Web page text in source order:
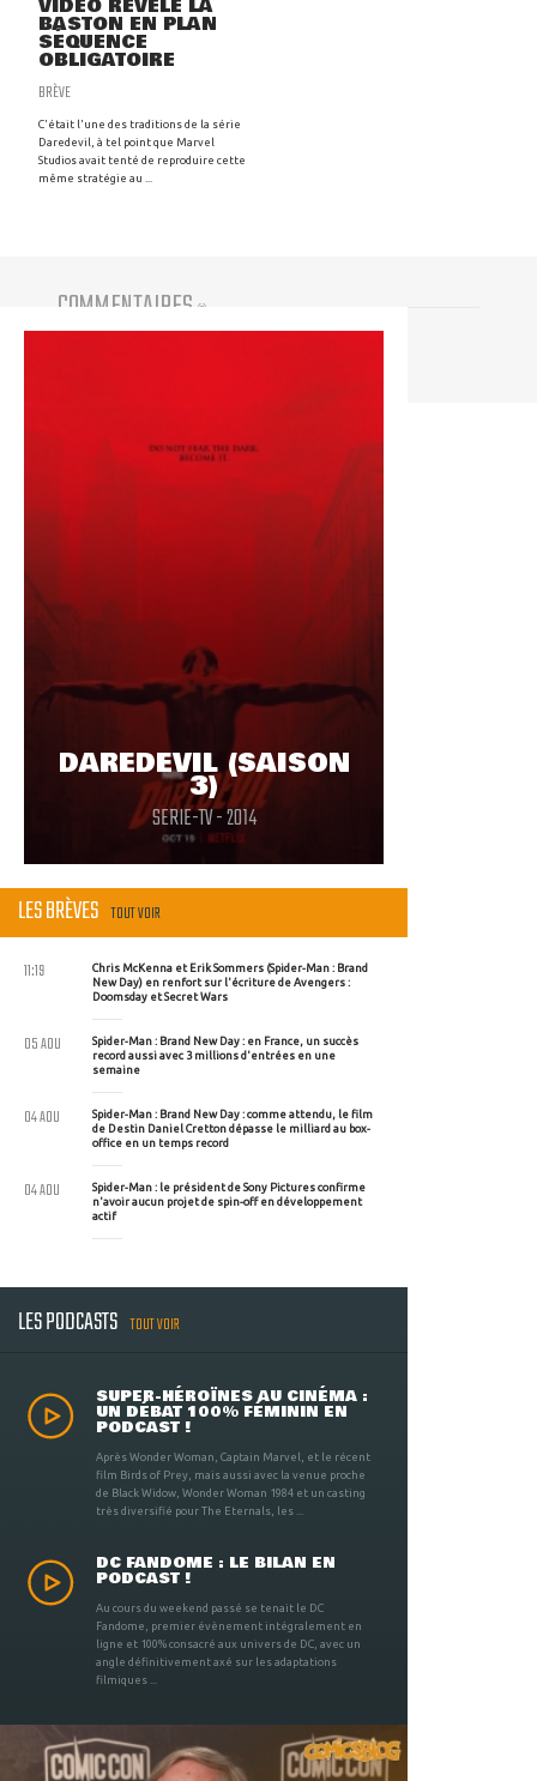
VIDÉO RÉVÈLE LA
BASTON EN PLAN
SÉQUENCE
OBLIGATOIRE
BRÈVE
C'était l'une des traditions de la série
Daredevil, à tel point que Marvel
Studios avait tenté de reproduire cette
même stratégie au ...
COMMENTAIRES (0)
DAREDEVIL (SAISON
3)
SERIE-TV - 2014
LES BRÈVES TOUT VOIR
Chris McKenna et Erik Sommers (Spider-Man : Brand
New Day) en renfort sur l'écriture de Avengers :
Doomsday et Secret Wars
11:19
Spider-Man : Brand New Day : en France, un succès
record aussi avec 3 millions d'entrées en une
semaine
05 AOU
Spider-Man : Brand New Day : comme attendu, le film
de Destin Daniel Cretton dépasse le milliard au box-
office en un temps record
04 AOU
Spider-Man : le président de Sony Pictures confirme
n'avoir aucun projet de spin-off en développement
actif
04 AOU
LES PODCASTS TOUT VOIR
SUPER-HÉROÏNES AU CINÉMA :
UN DÉBAT 100% FÉMININ EN
PODCAST !
Après Wonder Woman, Captain Marvel, et le récent
film Birds of Prey, mais aussi avec la venue proche
de Black Widow, Wonder Woman 1984 et un casting
très diversifié pour The Eternals, les ...
DC FANDOME : LE BILAN EN
PODCAST !
Au cours du weekend passé se tenait le DC
Fandome, premier évènement intégralement en
ligne et 100% consacré aux univers de DC, avec un
angle définitivement axé sur les adaptations
filmiques ...